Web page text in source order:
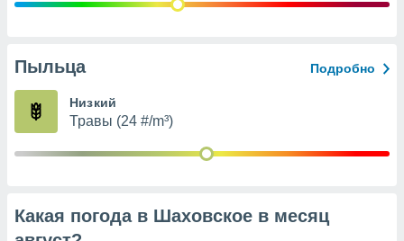
Пыльца Подробно
Низкий
Травы (24 #/m³)
Какая погода в Шаховское в месяц